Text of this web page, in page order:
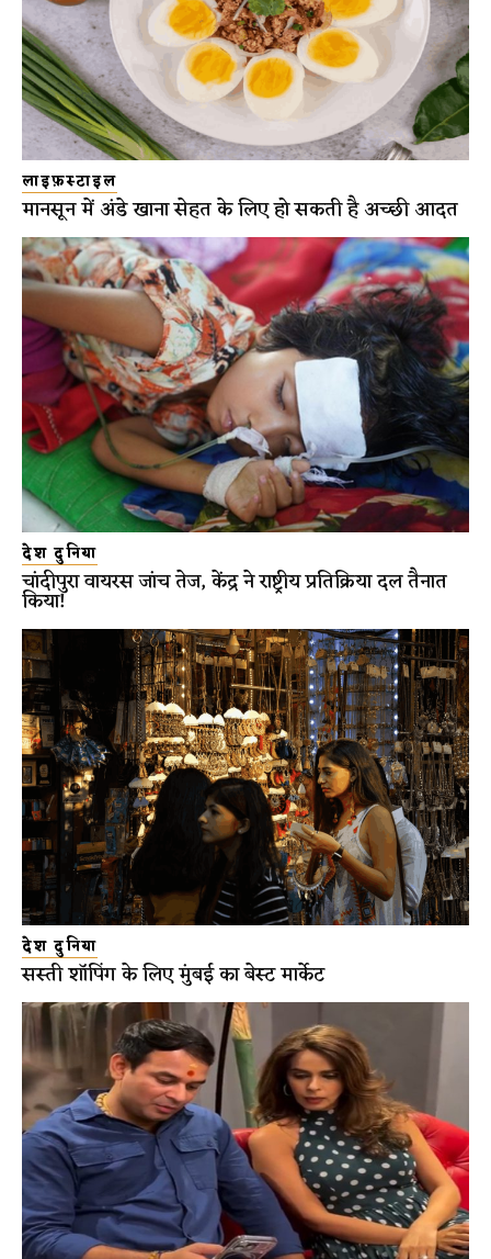
लाइफ़स्टाइल
मानसून में अंडे खाना सेहत के लिए हो सकती है अच्छी आदत
देश दुनिया
चांदीपुरा वायरस जांच तेज, केंद्र ने राष्ट्रीय प्रतिक्रिया दल तैनात
किया!
देश दुनिया
सस्ती शॉपिंग के लिए मुंबई का बेस्ट मार्केट